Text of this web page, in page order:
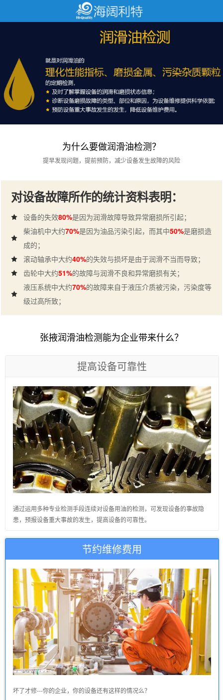
为什么要做润滑油检测？
提早发现问题，提前预防，减少设备发生故障的风险
对设备故障所作的统计资料表明：
设备的失效80%是因为润滑故障导致异常磨损所引起；
柴油机中大约70%是因为油品污染引起，而其中50%是磨损造
成的；
滚动轴承中大约40%的失效与损坏是由于润滑不当而导致；
齿轮中大约51%的故障与润滑不良和异常磨损有关；
液压系统中大约70%的故障来自于液压介质被污染，污染度等
级过高所致；
张掖润滑油检测能为企业带来什么？
提高设备可靠性
通过运用多种专业检测手段连续对设备用油的检测，可发现设备的事故隐
患，预报设备重大事故的发生，提高设备的可靠性。
节约维修费用
坏了才修---你的企业，你的设备还有这样的情况么？